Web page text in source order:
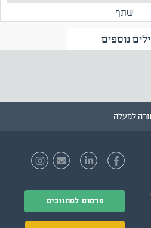
שתף
למעלה
פרסום למתווכים